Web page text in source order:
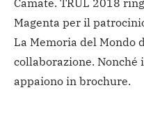
Camate. TRUL 2018
Magenta per il
La Memoria del Mondo
collaborazione. Nonché
appaiono in brochure.